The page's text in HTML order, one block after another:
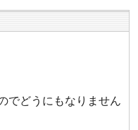
でどうにもなりません